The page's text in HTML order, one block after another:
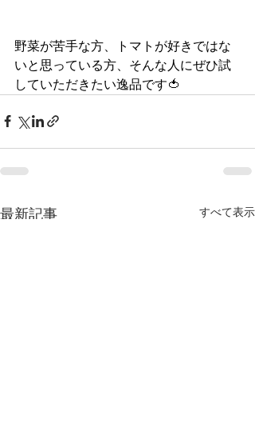
野菜が苦手な方、トマトが好きではな
いと思っている方、そんな人にぜひ試
していただきたい逸品です🍅
最新記事 すべて表示